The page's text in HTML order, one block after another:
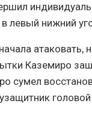
левый нижний
атаковать,
Каземиро
сумел